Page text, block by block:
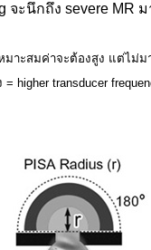
จะนึกถึง severe
มาะสมค่าจะต้องสูง แต่ไม่ม
= higher transducer